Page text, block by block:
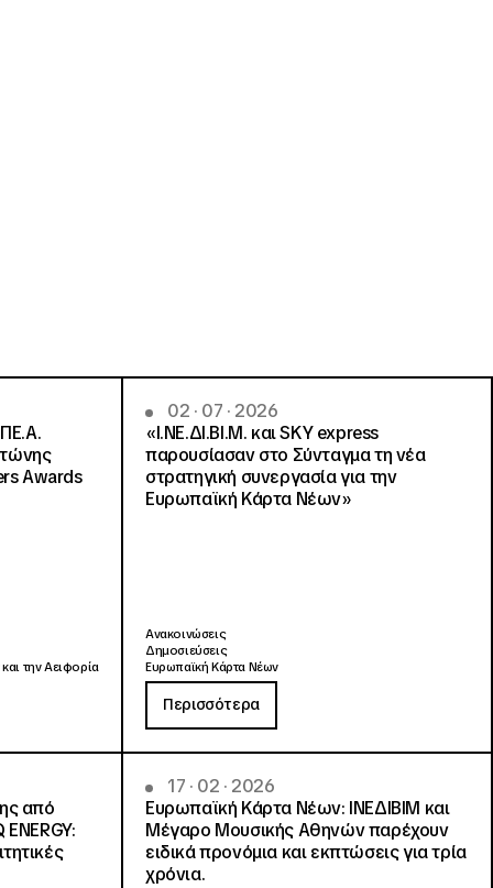
Awards
την Αειφορία
02 · 07 · 2026
«Ι.ΝΕ.ΔΙ.ΒΙ.Μ. και SKY express
παρουσίασαν στο Σύνταγμα τη νέα
στρατηγική συνεργασία για την
Ευρωπαϊκή Κάρτα Νέων»
Ανακοινώσεις
Δημοσιεύσεις
Ευρωπαϊκή Κάρτα Νέων
Περισσότερα
από
17 · 02 · 2026
Ευρωπαϊκή Κάρτα Νέων: ΙΝΕΔΙΒΙΜ και
Μέγαρο Μουσικής Αθηνών παρέχουν
ειδικά προνόμια και εκπτώσεις για τρία
χρόνια.